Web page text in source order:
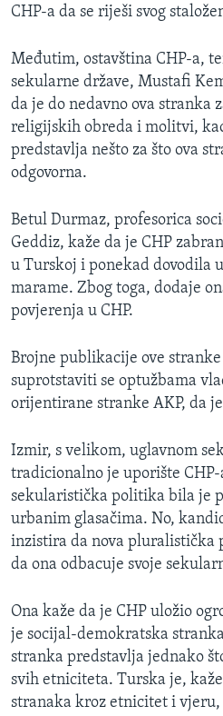
CHP-a da se riješi svog
Međutim, ostavština CHP-a,
sekularne države, Mustafi
da je do nedavno ova stranka
religijskih obreda i molitvi,
predstavlja nešto za što ova
odgovorna.
Betul Durmaz, profesorica
Geddiz, kaže da je CHP
u Turskoj i ponekad dovodila
marame. Zbog toga, dodaje
povjerenja u CHP.
Brojne publikacije ove
suprotstaviti se optužbama
orijentirane stranke AKP, da
Izmir, s velikom, uglavnom
tradicionalno je uporište
sekularistička politika bila je
urbanim glasačima. No,
inzistira da nova pluralistička
da ona odbacuje svoje
Ona kaže da je CHP uložio
je socijal-demokratska
stranka predstavlja jednako
svih etniciteta. Turska je,
stranaka kroz etnicitet i vjeru,